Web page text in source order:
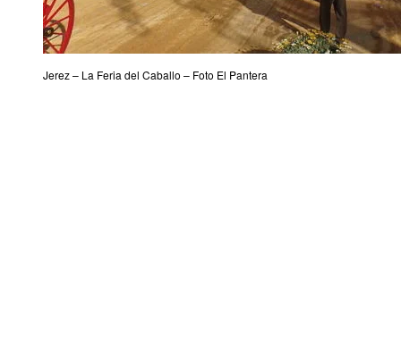
Jerez – La Feria del Caballo – Foto El Pantera